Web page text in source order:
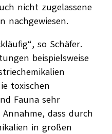
nicht zugelassene
nachgewiesen.
so Schäfer.
beispielsweise
toxischen
Fauna sehr
dass durch
in großen